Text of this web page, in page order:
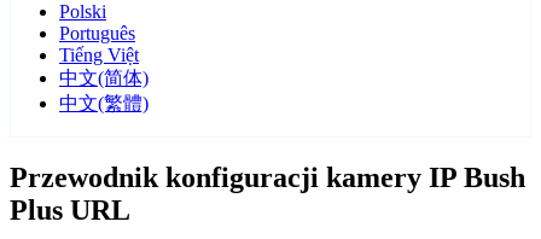
Polski
Português
Tiếng Việt
中文(简体)
中文(繁體)
Przewodnik konfiguracji kamery IP Bush
Plus URL